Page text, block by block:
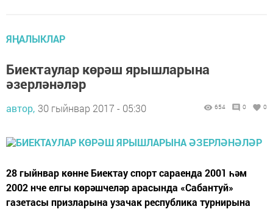
ЯҢАЛЫКЛАР
Биектаулар көрәш ярышларына
әзерләнәләр
автор, 30 гыйнвар 2017 - 05:30 654 0 0
28 гыйнвар көнне Биектау спорт сараенда 2001 һәм
2002 нче елгы көрәшчеләр арасында «Сабантуй»
газетасы призларына узачак республика турнирына